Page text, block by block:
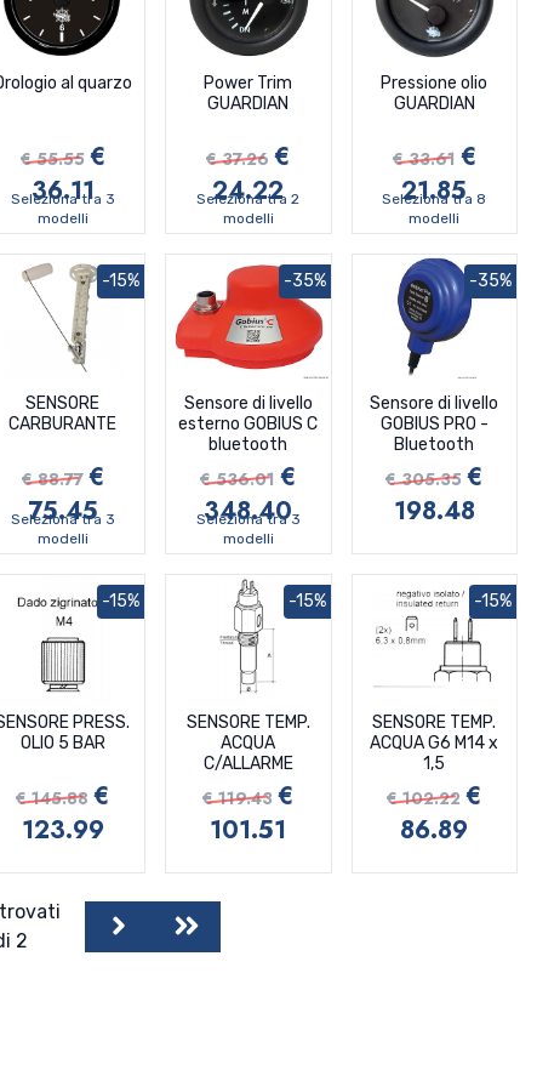
al quarzo
€ 55.55 €
36.11
Seleziona tra 3
modelli
Power Trim
GUARDIAN
€ 37.26 €
24.22
Seleziona tra 2
modelli
Pressione olio
GUARDIAN
€ 33.61 €
21.85
Seleziona tra 8
modelli
SENSORE
CARBURANTE
€ 88.77 €
75.45
-15%
Seleziona tra 3
modelli
Sensore di livello
esterno GOBIUS C
bluetooth
€ 536.01 €
348.40
-35%
Seleziona tra 3
modelli
Sensore di livello
GOBIUS PRO -
Bluetooth
€ 305.35 €
198.48
-35%
PRESS.
OLIO 5 BAR
€ 145.88 €
123.99
-15%
SENSORE TEMP.
ACQUA
C/ALLARME
€ 119.43 €
101.51
-15%
SENSORE TEMP.
ACQUA G6 M14 x
1,5
€ 102.22 €
86.89
-15%
2
NextLast